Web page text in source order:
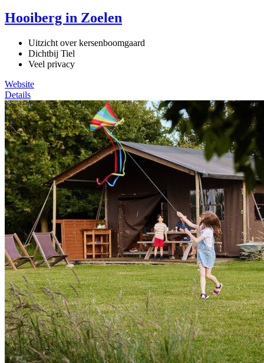
Hooiberg in Zoelen
Uitzicht over kersenboomgaard
Dichtbij Tiel
Veel privacy
Website
Details